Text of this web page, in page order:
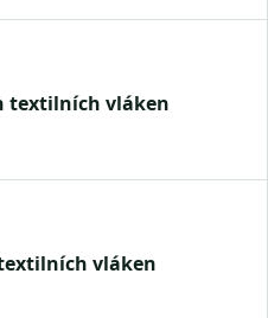
textilních vláken
textilních vláken